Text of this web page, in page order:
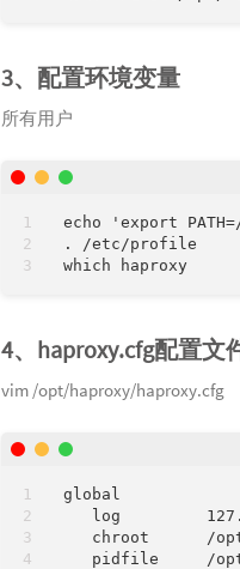
3、配置环境变量
所有用户
echo 'export
. /etc/profile
4、haproxy.cfg配置文
vim /opt/haproxy/haproxy.cfg
global
log
chroot      /
pidfile     /